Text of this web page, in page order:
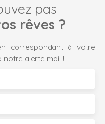
pas
rêves ?
correspondant à votre
notre alerte mail !